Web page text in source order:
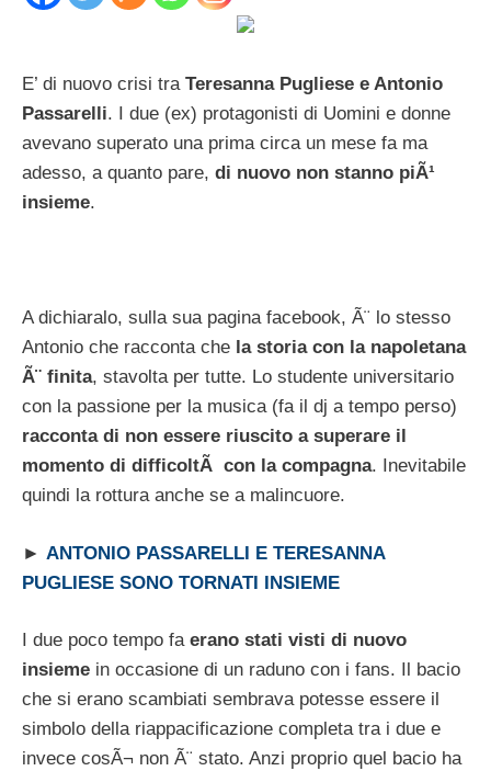
E’ di nuovo crisi tra Teresanna Pugliese e Antonio
Passarelli. I due (ex) protagonisti di Uomini e donne
avevano superato una prima circa un mese fa ma
adesso, a quanto pare, di nuovo non stanno piÃ¹
insieme.
A dichiaralo, sulla sua pagina facebook, Ã¨ lo stesso
Antonio che racconta che la storia con la napoletana
Ã¨ finita, stavolta per tutte. Lo studente universitario
con la passione per la musica (fa il dj a tempo perso)
racconta di non essere riuscito a superare il
momento di difficoltÃ con la compagna. Inevitabile
quindi la rottura anche se a malincuore.
► ANTONIO PASSARELLI E TERESANNA
PUGLIESE SONO TORNATI INSIEME
I due poco tempo fa erano stati visti di nuovo
insieme in occasione di un raduno con i fans. Il bacio
che si erano scambiati sembrava potesse essere il
simbolo della riappacificazione completa tra i due e
invece cosÃ¬ non Ã¨ stato. Anzi proprio quel bacio ha